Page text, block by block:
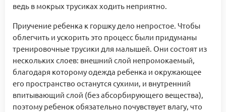
ведь в мокрых трусиках ходить неприятно.
Приучение ребенка к горшку дело непростое. Чтобы
облегчить и ускорить это процесс были придуманы
тренировочные трусики для малышей. Они состоят из
нескольких слоев: внешний слой непромокаемый,
благодаря которому одежда ребенка и окружающее
его пространство останутся сухими, и внутренний
впитывающий слой (без абсорбирующего вещества),
поэтому ребенок обязательно почувствует влагу, что